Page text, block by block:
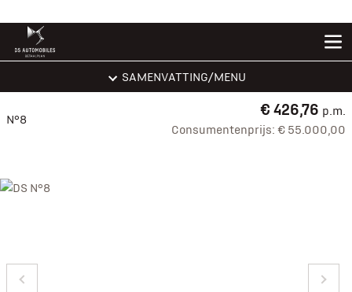
N°8
€ 426,76 p.m.
Consumentenprijs: € 55.000,00
voertuiguitrusting.
SAMENVATTING/MENU